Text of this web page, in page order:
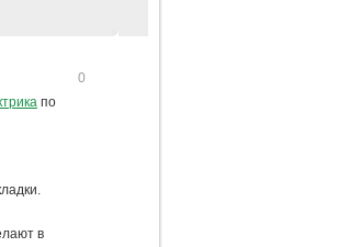
0
по
в